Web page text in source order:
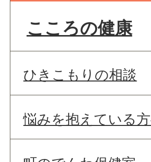
こころの健康
ひきこもりの相談
悩みを抱えている